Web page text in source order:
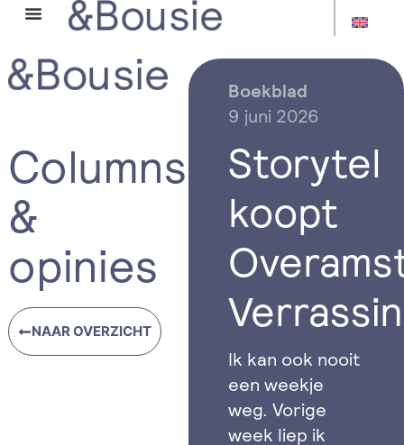
Columns
&
opinies
NAAR OVERZICHT
Boekblad
9 juni 2026
Storytel
koopt
Ik kan ook nooit
een weekje
weg. Vorige
week liep ik